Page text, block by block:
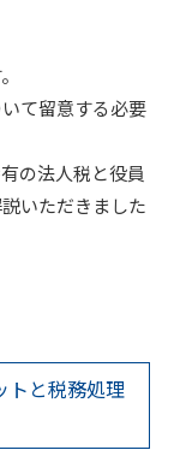
て留意する必要
の法人税と役員
いただきました
トと税務処理